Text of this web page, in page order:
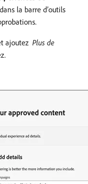
dans la barre d’outils
ajoutez​ ​ Plus de